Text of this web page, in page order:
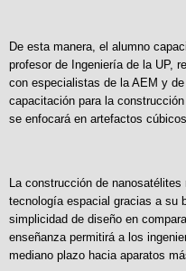
De esta manera, el alumno
profesor de Ingeniería de la UP,
con especialistas de la AEM y
capacitación para la
se enfocará en artefactos
La construcción de
tecnología espacial gracias a su
simplicidad de diseño en
enseñanza permitirá a los
mediano plazo hacia aparatos